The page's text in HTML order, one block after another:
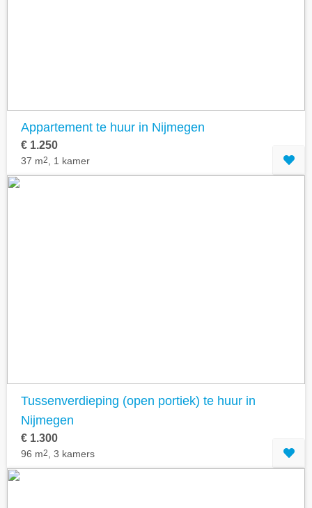
Appartement te huur in Nijmegen
€ 1.250
37 m2 , 1 kamer
Tussenverdieping (open portiek) te huur in
Nijmegen
€ 1.300
96 m2 , 3 kamers